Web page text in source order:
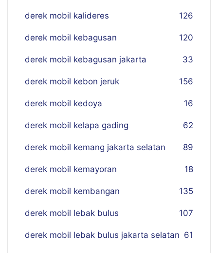
derek mobil kalideres 126
derek mobil kebagusan 120
derek mobil kebagusan jakarta 33
derek mobil kebon jeruk 156
derek mobil kedoya 16
derek mobil kelapa gading 62
derek mobil kemang jakarta selatan 89
derek mobil kemayoran 18
derek mobil kembangan 135
derek mobil lebak bulus 107
derek mobil lebak bulus jakarta selatan 61